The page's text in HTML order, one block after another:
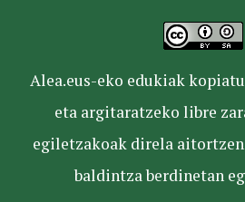
Alea.eus-eko edukiak
eta argitaratzeko libre
egiletzakoak direla
baldintza berdinetan